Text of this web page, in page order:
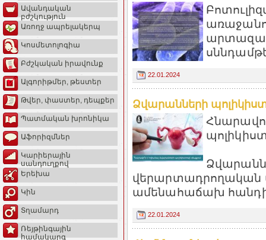
Ավանդական
բժշկություն
Առողջ ապրելակերպ
Կոսմետոլոգիա
Բժշկական իրավունք
Ալգորիթմեր, թեստեր
Թվեր, փաստեր, դեպքեր
Պատմական խրոնիկա
Աֆորիզմներ
Կարիերային
սանդուղքով
Երեխա
Կին
Տղամարդ
Ռեյթինգային
համակարգ
22.01.2024
Ձվարանների
վերարտադրողական
ամենահաճախ
22.01.2024